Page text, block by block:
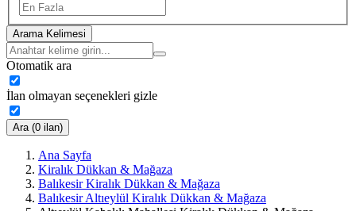
Arama Kelimesi
Otomatik ara
İlan olmayan seçenekleri gizle
Ara (0 ilan)
Ana Sayfa
Kiralık Dükkan & Mağaza
Balıkesir Kiralık Dükkan & Mağaza
Balıkesir Altıeylül Kiralık Dükkan & Mağaza